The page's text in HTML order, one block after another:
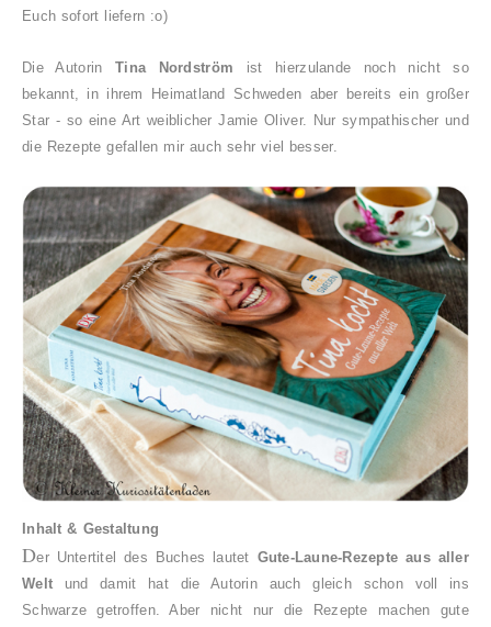
Euch sofort liefern :o)
Die Autorin Tina Nordström ist hierzulande noch nicht so
bekannt, in ihrem Heimatland Schweden aber bereits ein großer
Star - so eine Art weiblicher Jamie Oliver. Nur sympathischer und
die Rezepte gefallen mir auch sehr viel besser.
Inhalt & Gestaltung
Der Untertitel des Buches lautet Gute-Laune-Rezepte aus aller
Welt und damit hat die Autorin auch gleich schon voll ins
Schwarze getroffen. Aber nicht nur die Rezepte machen gute